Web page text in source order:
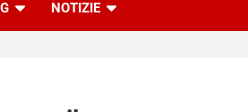
NOTIZIE